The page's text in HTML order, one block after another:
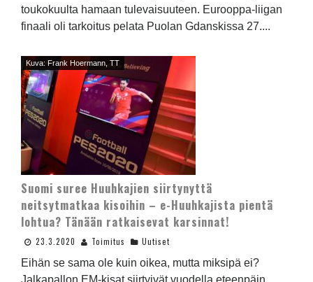
toukokuulta hamaan tulevaisuuteen. Eurooppa-liigan
finaali oli tarkoitus pelata Puolan Gdanskissa 27....
Kuva: Frank Hoermann, TT
Suomi suree Huuhkajien siirtynyttä
neitsytmatkaa kisoihin – e-Huuhkajista pientä
lohtua? Tänään ratkaisevat karsinnat!
23.3.2020 Toimitus Uutiset
Eihän se sama ole kuin oikea, mutta miksipä ei?